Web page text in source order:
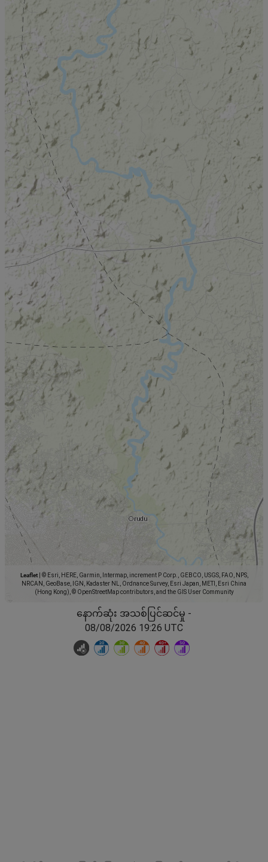
Leaflet
© Esri, HERE, Garmin, Intermap, increment P Corp., GEBCO, USGS, FAO, NPS,
NRCAN, GeoBase, IGN, Kadaster NL, Ordnance Survey, Esri Japan, METI, Esri China
(Hong Kong), © OpenStreetMap contributors, and the GIS User Community
နောက်ဆုံး အသစ်ပြင်ဆင်မှု -
08/08/2026 19:26 UTC